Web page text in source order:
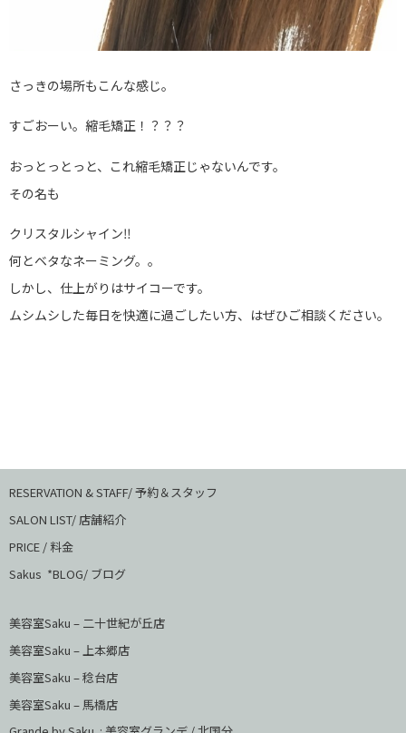
さっきの場所もこんな感じ。
すごおーい。縮毛矯正！？？？
おっとっとっと、これ縮毛矯正じゃないんです。
その名も
クリスタルシャイン‼️
何とベタなネーミング。。
しかし、仕上がりはサイコーです。
ムシムシした毎日を快適に過ごしたい方、はぜひご相談ください。
RESERVATION & STAFF/ 予約＆スタッフ
SALON LIST/ 店舗紹介
PRICE / 料金
Sakus *BLOG/ ブログ
美容室Saku – 二十世紀が丘店
美容室Saku –上本郷店
美容室Saku –稔台店
美容室Saku – 馬橋店